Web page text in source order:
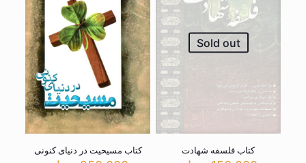
Sold out
کتاب فلسفه شهادت کتاب مسیحیت در دنیای کنونی